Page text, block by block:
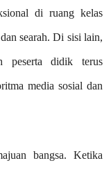
di ruang kelas
searah. Di sisi lain,
peserta didik terus
media sosial dan
bangsa. Ketika